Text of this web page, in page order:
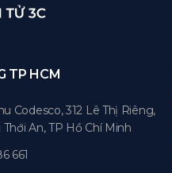
TP HCM
Codesco, 312 Lê Thị Riêng,
An, TP Hồ Chí Minh
661